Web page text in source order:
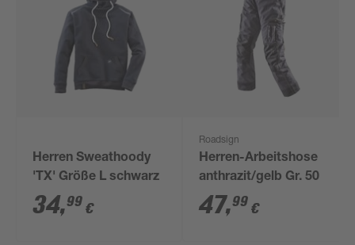
Herren Sweathoody
'TX' Größe L schwarz
34,99 €
Roadsign
Herren-Arbeitshose
anthrazit/gelb Gr. 50
47,99 €